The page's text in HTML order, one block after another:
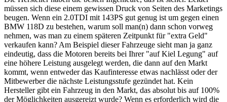
müssen sich diese einem gewissen Druck von Seiten des Marketings
beugen. Wenn ein 2.0TDI mit 143PS gut genug ist um gegen einen
BMW 118D zu bestehen, warum soll man(n) dann schon vorweg
nehmen, was man zu einem späteren Zeitpunkt für "extra Geld"
verkaufen kann? Am Beispiel dieser Fahrzeuge sieht man ja ganz
eindeutig, dass die Motoren bereits bei Ihrer "auf Kiel Legung" auf
eine höhere Leistung ausgelegt werden, die dann auf den Markt
kommt, wenn entweder das Kaufinteresse etwas nachlässt oder der
Mitbewerber die nächste Leistungsstufe gezündet hat. Kein
Hersteller gibt ein Fahrzeug in den Markt, das absolut bis auf 100%
der Möglichkeiten ausgereizt wurde? Wenn es erforderlich wird die